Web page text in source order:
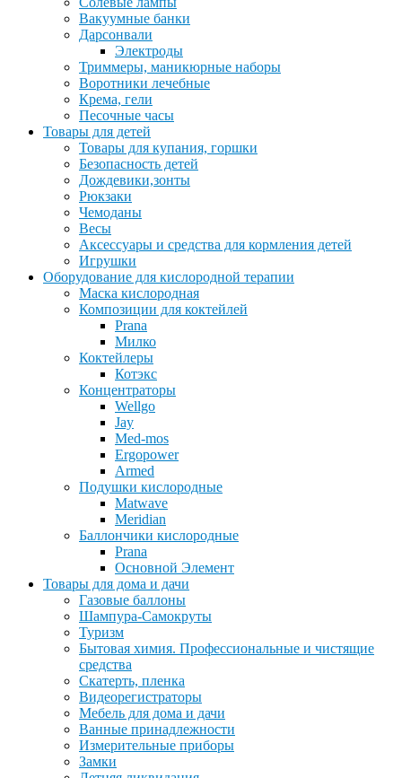
Вакуумные банки
Дарсонвали
Электроды
Триммеры, маникюрные наборы
Воротники лечебные
Крема, гели
Песочные часы
Товары для детей
Товары для купания, горшки
Безопасность детей
Дождевики,зонты
Рюкзаки
Чемоданы
Весы
Аксессуары и средства для кормления детей
Игрушки
Оборудование для кислородной терапии
Маска кислородная
Композиции для коктейлей
Prana
Милко
Коктейлеры
Котэкс
Концентраторы
Wellgo
Jay
Med-mos
Ergopower
Armed
Подушки кислородные
Matwave
Meridian
Баллончики кислородные
Prana
Основной Элемент
Товары для дома и дачи
Газовые баллоны
Шампура-Самокруты
Туризм
Бытовая химия. Профессиональные и чистящие
средства
Скатерть, пленка
Видеорегистраторы
Мебель для дома и дачи
Ванные принадлежности
Измерительные приборы
Замки